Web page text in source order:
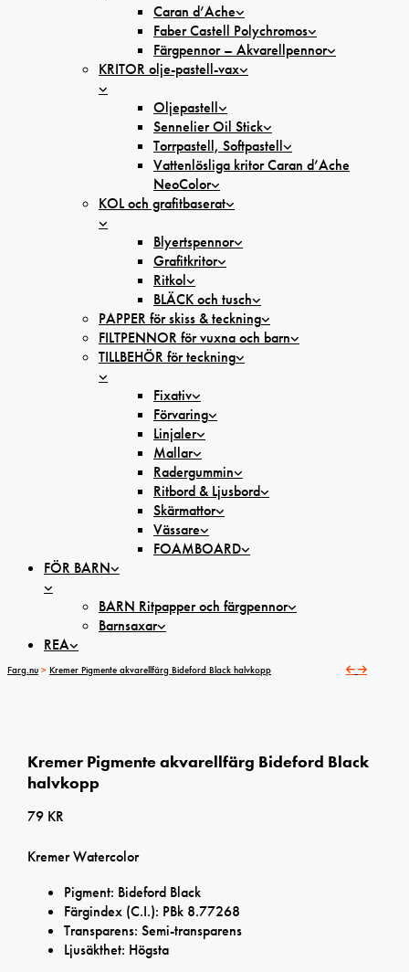
Caran d’Ache
Faber Castell Polychromos
Färgpennor – Akvarellpennor
KRITOR olje-pastell-vax
Oljepastell
Sennelier Oil Stick
Torrpastell, Softpastell
Vattenlösliga kritor Caran d’Ache
NeoColor
KOL och grafitbaserat
Blyertspennor
Grafitkritor
Ritkol
BLÄCK och tusch
PAPPER för skiss & teckning
FILTPENNOR för vuxna och barn
TILLBEHÖR för teckning
Fixativ
Förvaring
Linjaler
Mallar
Radergummin
Ritbord & Ljusbord
Skärmattor
Vässare
FOAMBOARD
FÖR BARN
BARN Ritpapper och färgpennor
Barnsaxar
REA
Farg.nu > Kremer Pigmente akvarellfärg Bideford Black halvkopp
Kremer Pigmente akvarellfärg Bideford Black
halvkopp
79 KR
Kremer Watercolor
Pigment: Bideford Black
Färgindex (C.I.): PBk 8.77268
Transparens: Semi-transparens
Ljusäkthet: Högsta